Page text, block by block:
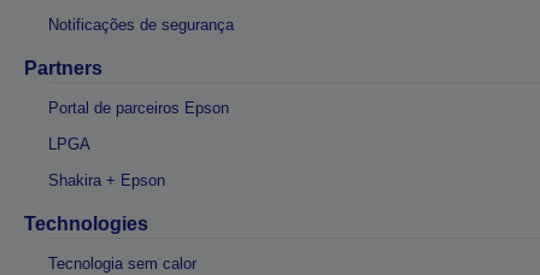
Notificações de segurança
Partners
Portal de parceiros Epson
LPGA
Shakira + Epson
Technologies
Tecnologia sem calor